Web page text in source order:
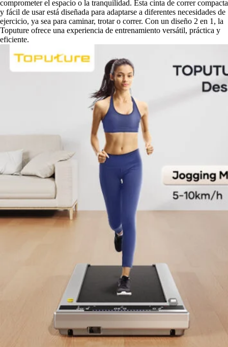
comprometer el espacio o la tranquilidad. Esta cinta de correr compacta
y fácil de usar está diseñada para adaptarse a diferentes necesidades de
ejercicio, ya sea para caminar, trotar o correr. Con un diseño 2 en 1, la
Toputure ofrece una experiencia de entrenamiento versátil, práctica y
eficiente.